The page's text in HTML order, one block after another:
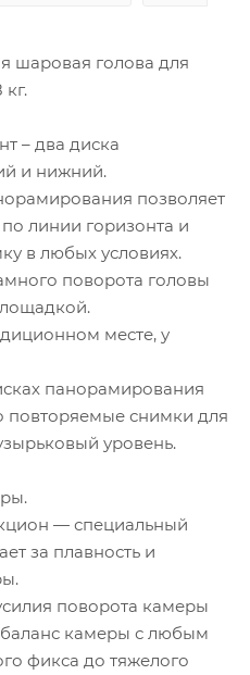
шаровая голова для
– два диска
и нижний.
позволяет
линии горизонта и
в любых условиях.
поворота головы
месте, у
панорамирования
повторяемые снимки для
уровень.
— специальный
за плавность и
поворота камеры
камеры с любым
фикса до тяжелого